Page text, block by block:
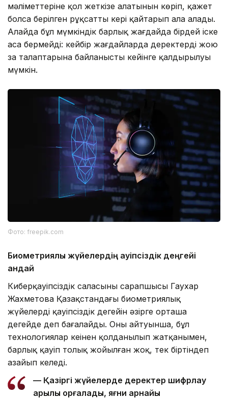
мәліметтеріне қол жеткізе алатынын көріп, қажет
болса берілген рұқсатты кері қайтарып ала алады.
Алайда бұл мүмкіндік барлық жағдайда бірдей іске
аса бермейді: кейбір жағдайларда деректерді жою
заң талаптарына байланысты кейінге қалдырылуы
мүмкін.
Фото: freepik.com
Биометриялық жүйелердің қауіпсіздік деңгейі
қандай
Киберқауіпсіздік саласының сарапшысы Гаухар
Жахметова Қазақстандағы биометриялық
жүйелердің қауіпсіздік деңгейін әзірге орташа
деңгейде деп бағалайды. Оның айтуынша, бұл
технологиялар кеңінен қолданылып жатқанымен,
барлық қауіп толық жойылған жоқ, тек біртіндеп
азайып келеді.
— Қазіргі жүйелерде деректер шифрлау
арқылы қорғалады, яғни арнайы